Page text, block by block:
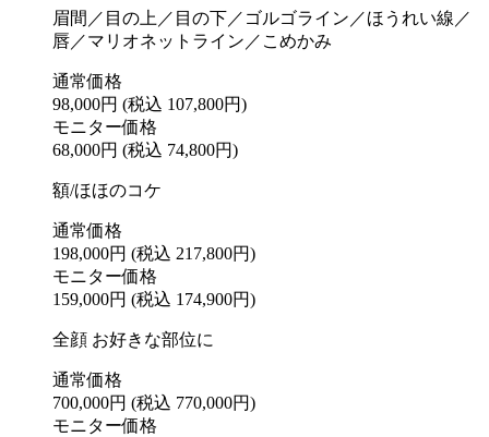
眉間／目の上／目の下／ゴルゴライン／ほうれい線／
唇／マリオネットライン／こめかみ
通常価格
98,000円 (税込 107,800円)
モニター価格
68,000円 (税込 74,800円)
額/ほほのコケ
通常価格
198,000円 (税込 217,800円)
モニター価格
159,000円 (税込 174,900円)
全顔 お好きな部位に
通常価格
700,000円 (税込 770,000円)
モニター価格